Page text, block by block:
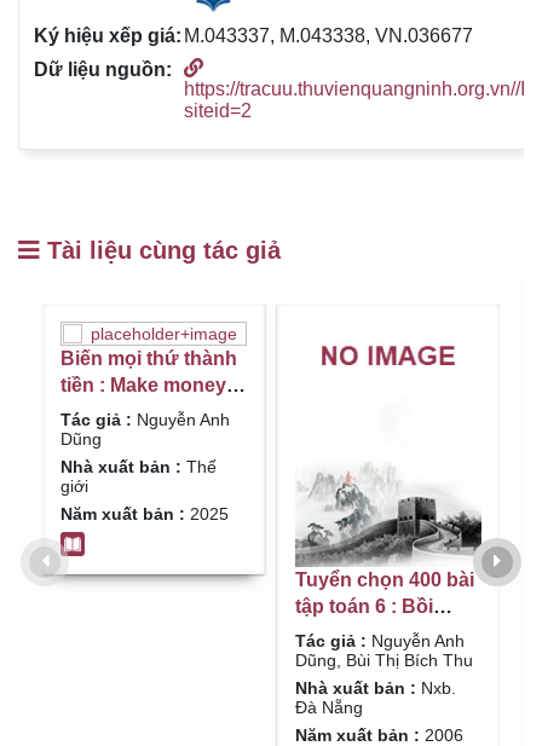
M.043337, M.043338, VN.036677
https://tracuu.thuvienquangninh.org.vn//
siteid=2
Tài liệu cùng tác giả
Biến mọi thứ thành
tiền : Make money :
bí quyết giúp bạn
thoát nghèo để đạt
được thành công
và giàu có thực sự .
Q.1 / Nguyễn Anh
Dũng
Tác giả : Nguyễn Anh
Dũng
Nhà xuất bản : Thế
giới
Năm xuất bản : 2025
Tuyển chọn 400 bài
tập toán 6 : Bồi
dưỡng học sinh
khá, giỏi / Nguyễn
Anh Dũng, Bùi Thị
Bích Thu
Tác giả : Nguyễn Anh
Dũng, Bùi Thị Bích Thu
Nhà xuất bản : Nxb.
Đà Nẵng
Năm xuất bản : 2006